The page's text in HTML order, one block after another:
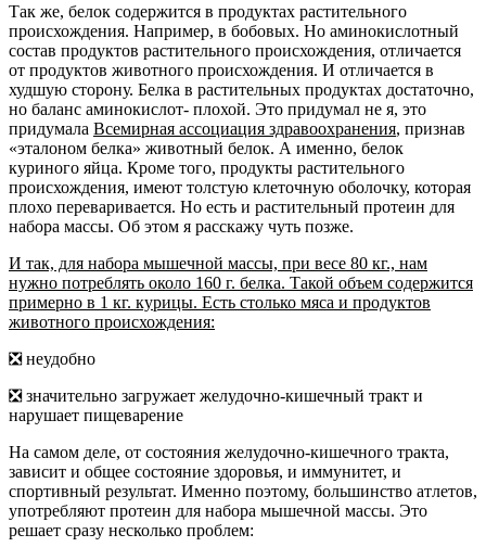
Так же, белок содержится в продуктах растительного
происхождения. Например, в бобовых. Но аминокислотный
состав продуктов растительного происхождения, отличается
от продуктов животного происхождения. И отличается в
худшую сторону. Белка в растительных продуктах достаточно,
но баланс аминокислот- плохой. Это придумал не я, это
придумала Всемирная ассоциация здравоохранения, признав
«эталоном белка» животный белок. А именно, белок
куриного яйца. Кроме того, продукты растительного
происхождения, имеют толстую клеточную оболочку, которая
плохо переваривается. Но есть и растительный протеин для
набора массы. Об этом я расскажу чуть позже.
И так, для набора мышечной массы, при весе 80 кг., нам
нужно потреблять около 160 г. белка. Такой объем содержится
примерно в 1 кг. курицы. Есть столько мяса и продуктов
животного происхождения:
❎ неудобно
❎ значительно загружает желудочно-кишечный тракт и
нарушает пищеварение
На самом деле, от состояния желудочно-кишечного тракта,
зависит и общее состояние здоровья, и иммунитет, и
спортивный результат. Именно поэтому, большинство атлетов,
употребляют протеин для набора мышечной массы. Это
решает сразу несколько проблем: